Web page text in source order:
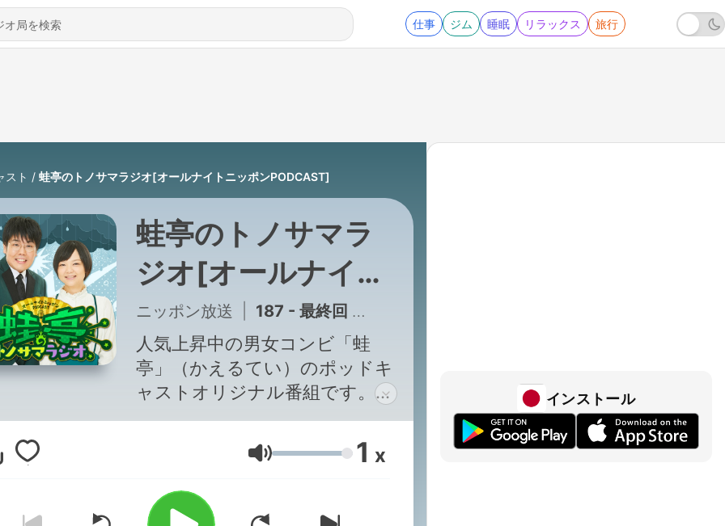
仕事 ジム 睡眠 リラックス 旅行
スト 蛙亭のトノサマラジオ[オールナイトニッポンPODCAST]
蛙亭のトノサマラ
ジオ[オールナイト
ニッポン
PODCAST]
ニッポン放送 187 - 最終回 おまたせ力士
人気上昇中の男女コンビ「蛙
亭」（かえるてい）のポッドキ
ャストオリジナル番組です。コ
ントに定評がある蛙亭ですが、
トークもいけることを見せてご
覧にいれます！音声だけど。
49467！！(しくよろな！！）
毎週火曜日18時ごろ更新。
音量 1 x
インストール